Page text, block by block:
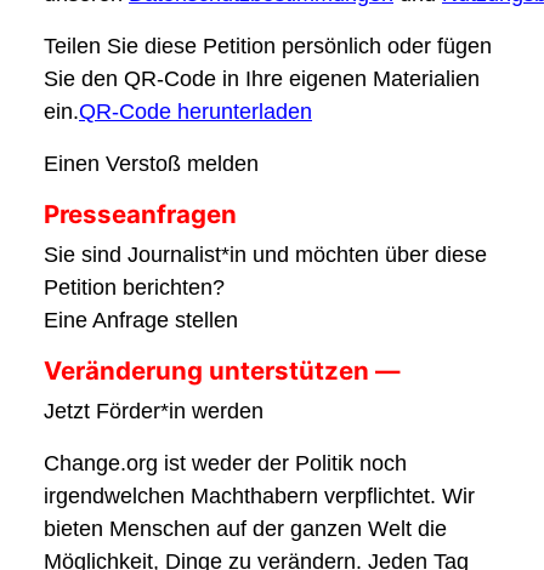
Teilen Sie diese Petition persönlich oder fügen
Sie den QR-Code in Ihre eigenen Materialien
ein.QR-Code herunterladen
Einen Verstoß melden
Presseanfragen
Sie sind Journalist*in und möchten über diese
Petition berichten?
Eine Anfrage stellen
Veränderung unterstützen —
Jetzt Förder*in werden
Change.org ist weder der Politik noch
irgendwelchen Machthabern verpflichtet. Wir
bieten Menschen auf der ganzen Welt die
Möglichkeit, Dinge zu verändern. Jeden Tag